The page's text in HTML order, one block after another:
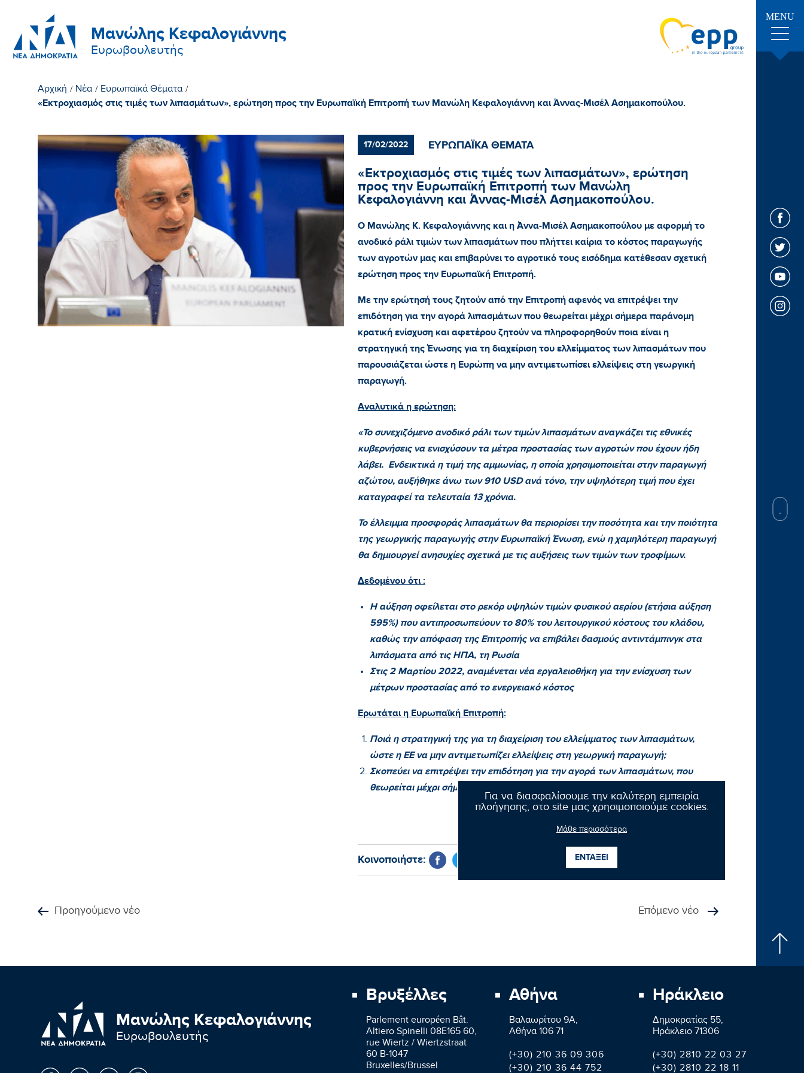
Μανώλης Κεφαλογιάννης
Ευρωβουλευτής
MENU
Για να διασφαλίσουμε την καλύτερη εμπειρία
πλοήγησης, στο site μας χρησιμοποιούμε cookies.
Μάθε περισσότερα
ΕΝΤΑΞΕΙ
Αρχική / Νέα / Ευρωπαϊκά Θέματα /
«Εκτροχιασμός στις τιμές των λιπασμάτων», ερώτηση προς την Ευρωπαϊκή Επιτροπή των Μανώλη Κεφαλογιάννη και Άννας-Μισέλ Ασημακοπούλου.
17/02/2022 ΕΥΡΩΠΑΪΚΑ ΘΕΜΑΤΑ
«Εκτροχιασμός στις τιμές των λιπασμάτων», ερώτηση
προς την Ευρωπαϊκή Επιτροπή των Μανώλη
Κεφαλογιάννη και Άννας-Μισέλ Ασημακοπούλου.
Ο Μανώλης Κ. Κεφαλογιάννης και η Άννα-Μισέλ Ασημακοπούλου με αφορμή το
ανοδικό ράλι τιμών των λιπασμάτων που πλήττει καίρια το κόστος παραγωγής
των αγροτών μας και επιβαρύνει το αγροτικό τους εισόδημα κατέθεσαν σχετική
ερώτηση προς την Ευρωπαϊκή Επιτροπή.
Με την ερώτησή τους ζητούν από την Επιτροπή αφενός να επιτρέψει την
επιδότηση για την αγορά λιπασμάτων που θεωρείται μέχρι σήμερα παράνομη
κρατική ενίσχυση και αφετέρου ζητούν να πληροφορηθούν ποια είναι η
στρατηγική της Ένωσης για τη διαχείριση του ελλείμματος των λιπασμάτων που
παρουσιάζεται ώστε η Ευρώπη να μην αντιμετωπίσει ελλείψεις στη γεωργική
παραγωγή.
Αναλυτικά η ερώτηση:
«Το συνεχιζόμενο ανοδικό ράλι των τιμών λιπασμάτων αναγκάζει τις εθνικές
κυβερνήσεις να ενισχύσουν τα μέτρα προστασίας των αγροτών που έχουν ήδη
λάβει. Ενδεικτικά η τιμή της αμμωνίας, η οποία χρησιμοποιείται στην παραγωγή
αζώτου, αυξήθηκε άνω των 910 USD ανά τόνο, την υψηλότερη τιμή που έχει
καταγραφεί τα τελευταία 13 χρόνια.
Το έλλειμμα προσφοράς λιπασμάτων θα περιορίσει την ποσότητα και την ποιότητα
της γεωργικής παραγωγής στην Ευρωπαϊκή Ένωση, ενώ η χαμηλότερη παραγωγή
θα δημιουργεί ανησυχίες σχετικά με τις αυξήσεις των τιμών των τροφίμων.
Δεδομένου ότι :
Η αύξηση οφείλεται στο ρεκόρ υψηλών τιμών φυσικού αερίου (ετήσια αύξηση
595%) που αντιπροσωπεύουν το 80% του λειτουργικού κόστους του κλάδου,
καθώς την απόφαση της Επιτροπής να επιβάλει δασμούς αντιντάμπινγκ στα
λιπάσματα από τις ΗΠΑ, τη Ρωσία
Στις 2 Μαρτίου 2022, αναμένεται νέα εργαλειοθήκη για την ενίσχυση των
μέτρων προστασίας από το ενεργειακό κόστος
Ερωτάται η Ευρωπαϊκή Επιτροπή:
Ποιά η στρατηγική της για τη διαχείριση του ελλείμματος των λιπασμάτων,
ώστε η ΕΕ να μην αντιμετωπίζει ελλείψεις στη γεωργική παραγωγή;
Σκοπεύει να επιτρέψει την επιδότηση για την αγορά των λιπασμάτων, που
θεωρείται μέχρι σήμερα παράνομη κρατική ενίσχυση;»
Κοινοποιήστε:
Προηγούμενο νέο Επόμενο νέο
Μανώλης Κεφαλογιάννης
Ευρωβουλευτής
Βρυξέλλες
Parlement européen Bât.
Altiero Spinelli 08E165 60,
rue Wiertz / Wiertzstraat
60 B-1047
Bruxelles/Brussel
Αθήνα
Βαλαωρίτου 9A,
Aθήνα 106 71
(+30) 210 36 09 306
(+30) 210 36 44 752
Ηράκλειο
Δημοκρατίας 55,
Ηράκλειο 71306
(+30) 2810 22 03 27
(+30) 2810 22 18 11